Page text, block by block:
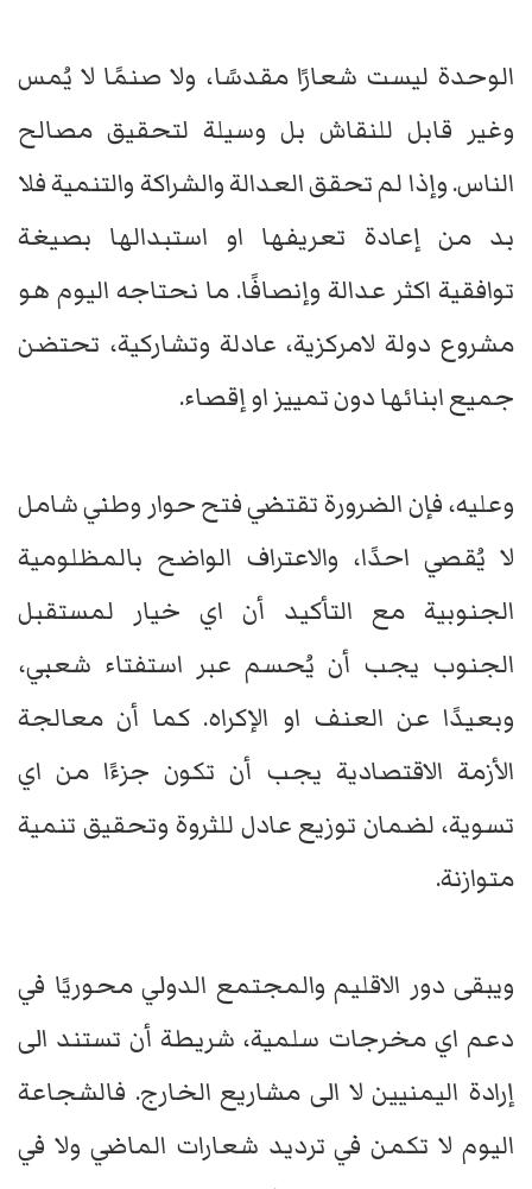
الوحدة ليست شعارًا مقدسًا، ولا صنمًا لا يُمس
وغير قابل للنقاش بل وسيلة لتحقيق مصالح
الناس. وإذا لم تحقق العدالة والشراكة والتنمية فلا
بد من إعادة تعريفها او استبدالها بصيغة
توافقية اكثر عدالة وإنصافًا. ما نحتاجه اليوم هو
مشروع دولة لامركزية، عادلة وتشاركية، تحتضن
جميع ابنائها دون تمييز او إقصاء.
وعليه، فإن الضرورة تقتضي فتح حوار وطني شامل
لا يُقصي احدًا، والاعتراف الواضح بالمظلومية
الجنوبية مع التأكيد أن اي خيار لمستقبل
الجنوب يجب أن يُحسم عبر استفتاء شعبي،
وبعيدًا عن العنف او الإكراه. كما أن معالجة
الأزمة الاقتصادية يجب أن تكون جزءًا من اي
تسوية، لضمان توزيع عادل للثروة وتحقيق تنمية
متوازنة.
ويبقى دور الاقليم والمجتمع الدولي محوريًا في
دعم اي مخرجات سلمية، شريطة أن تستند الى
إرادة اليمنيين لا الى مشاريع الخارج. فالشجاعة
اليوم لا تكمن في ترديد شعارات الماضي ولا في